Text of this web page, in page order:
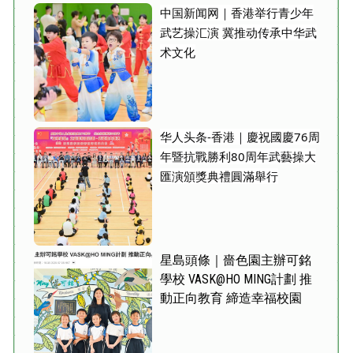
中国新闻网｜香港举行青少年
武艺操汇演 冀推动传承中华武
术文化
华人头条-香港｜慶祝國慶76周
年暨抗戰勝利80周年武藝操大
匯演頒獎典禮圓滿舉行
星島頭條｜嗇色園主辦可銘
學校 VASK@HO MING計劃 推
動正向教育 締造幸福校園